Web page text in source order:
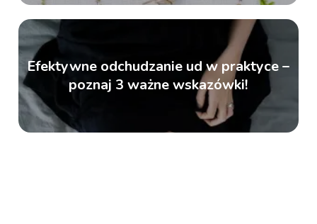
Efektywne odchudzanie ud w praktyce –
poznaj 3 ważne wskazówki!